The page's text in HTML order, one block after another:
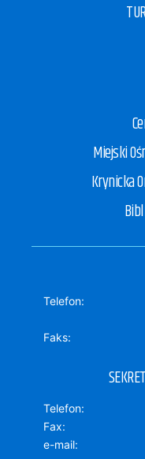
Miejski
Krynicka
Telefon
Faks
Telefon
Fax
e-mail